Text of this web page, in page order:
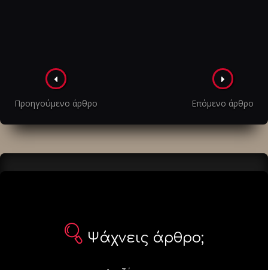
Πλοήγηση
στα
άρθρα
Προηγούμενο άρθρο Επόμενο άρθρο
Ψάχνεις άρθρο;